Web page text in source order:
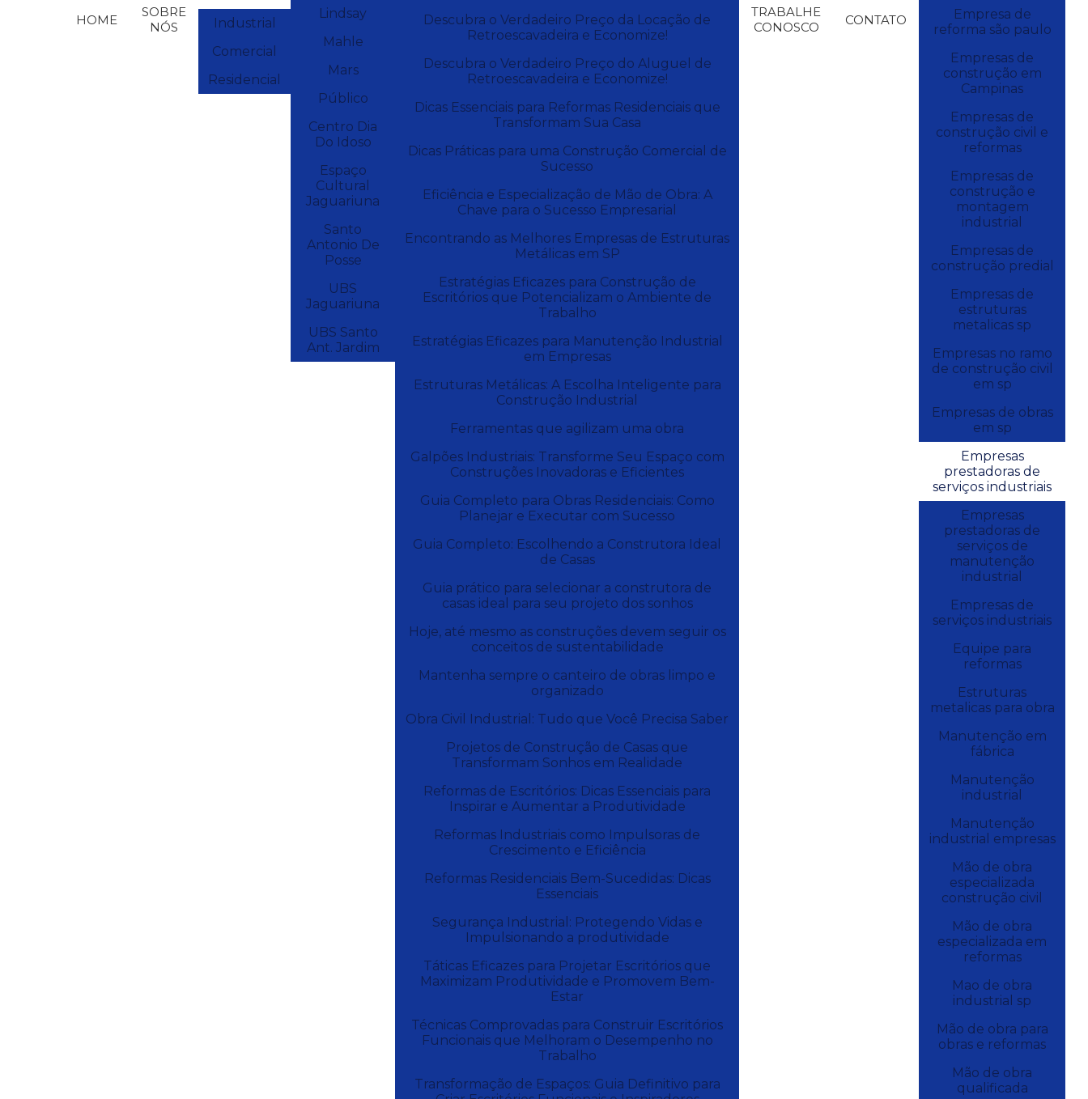
HOME
SOBRE
NÓS
Industrial
Comercial
Residencial
Lindsay
Mahle
Mars
Público
Centro Dia
Do Idoso
Espaço
Cultural
Jaguariuna
Santo
Antonio De
Posse
UBS
Jaguariuna
UBS Santo
Ant. Jardim
Descubra o Verdadeiro Preço da Locação de
Retroescavadeira e Economize!
Descubra o Verdadeiro Preço do Aluguel de
Retroescavadeira e Economize!
Dicas Essenciais para Reformas Residenciais que
Transformam Sua Casa
Dicas Práticas para uma Construção Comercial de
Sucesso
Eficiência e Especialização de Mão de Obra: A
Chave para o Sucesso Empresarial
Encontrando as Melhores Empresas de Estruturas
Metálicas em SP
Estratégias Eficazes para Construção de
Escritórios que Potencializam o Ambiente de
Trabalho
Estratégias Eficazes para Manutenção Industrial
em Empresas
Estruturas Metálicas: A Escolha Inteligente para
Construção Industrial
Ferramentas que agilizam uma obra
Galpões Industriais: Transforme Seu Espaço com
Construções Inovadoras e Eficientes
Guia Completo para Obras Residenciais: Como
Planejar e Executar com Sucesso
Guia Completo: Escolhendo a Construtora Ideal
de Casas
Guia prático para selecionar a construtora de
casas ideal para seu projeto dos sonhos
Hoje, até mesmo as construções devem seguir os
conceitos de sustentabilidade
Mantenha sempre o canteiro de obras limpo e
organizado
Obra Civil Industrial: Tudo que Você Precisa Saber
Projetos de Construção de Casas que
Transformam Sonhos em Realidade
Reformas de Escritórios: Dicas Essenciais para
Inspirar e Aumentar a Produtividade
Reformas Industriais como Impulsoras de
Crescimento e Eficiência
Reformas Residenciais Bem-Sucedidas: Dicas
Essenciais
Segurança Industrial: Protegendo Vidas e
Impulsionando a produtividade
Táticas Eficazes para Projetar Escritórios que
Maximizam Produtividade e Promovem Bem-
Estar
Técnicas Comprovadas para Construir Escritórios
Funcionais que Melhoram o Desempenho no
Trabalho
Transformação de Espaços: Guia Definitivo para
TRABALHE
CONOSCO
CONTATO
Empresa de
reforma são paulo
Empresas de
construção em
Campinas
Empresas de
construção civil e
reformas
Empresas de
construção e
montagem
industrial
Empresas de
construção predial
Empresas de
estruturas
metalicas sp
Empresas no ramo
de construção civil
em sp
Empresas de obras
em sp
Empresas
prestadoras de
serviços industriais
Empresas
prestadoras de
serviços de
manutenção
industrial
Empresas de
serviços industriais
Equipe para
reformas
Estruturas
metalicas para obra
Manutenção em
fábrica
Manutenção
industrial
Manutenção
industrial empresas
Mão de obra
especializada
construção civil
Mão de obra
especializada em
reformas
Mao de obra
industrial sp
Mão de obra para
obras e reformas
Mão de obra
qualificada